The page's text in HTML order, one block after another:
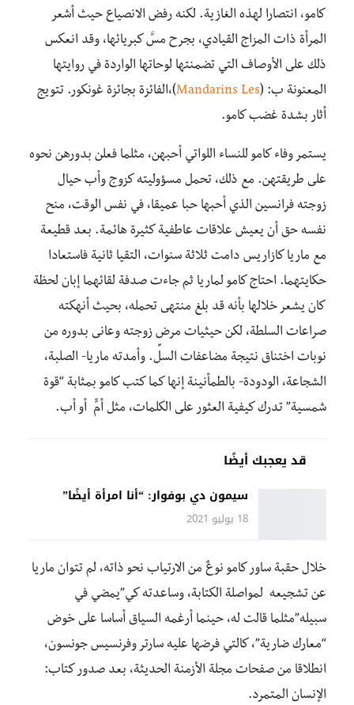
كامو، انتصارا لهذه الغازية. لكنه رفض الانصياع حيث أشعر
المرأة ذات المزاج القيادي، بجرح مسَّ كبريائها، وقد انعكس
ذلك على الأوصاف التي تضمنتها لوحاتها الواردة في روايتها
المعنونة ب: (Mandarins Les)،الفائزة بجائزة غونكور. تتويج
أثار بشدة غضب كامو.
يستمر وفاء كامو للنساء اللواتي أحبهن، مثلما فعلن بدورهن نحوه
على طريقتهن. مع ذلك، تحمل مسؤوليته كزوج وأب حيال
زوجته فرانسين الذي أحبها حبا عميقا، في نفس الوقت، منح
نفسه حق أن يعيش علاقات عاطفية كثيرة هائمة. بعد قطيعة
مع ماريا كازاريس دامت ثلاثة سنوات، التقيا ثانية فاستعادا
حكايتهما. احتاج كامو لماريا ثم جاءت صدفة لقائهما إبان لحظة
كان يشعر خلالها بأنه قد بلغ منتهى تحمله، بحيث أنهكته
صراعات السلطة، لكن حيثيات مرض زوجته وعانى بدوره من
نوبات اختناق نتيجة مضاعفات السلِّ. وأمدته ماريا- الصلبة،
الشجاعة، الودودة- بالطمأنينة إنها كما كتب كامو بمثابة “قوة
شمسية” تدرك كيفية العثور على الكلمات، مثل أمٍّ أو أب.
قد يعجبك أيضًا
سيمون دي بوفوار: “أنا امرأة أيضًا”
18 يوليو 2021
خلال حقبة ساور كامو نوعٌ من الارتياب نحو ذاته، لم تتوان ماريا
عن تشجيعه لمواصلة الكتابة، وساعدته كي”يمضي في
سبيله”مثلما قالت له، حينما أرغمه السياق أساسا على خوض
“معارك ضارية”، كالتي فرضها عليه سارتر وفرنسيس جونسون،
انطلاقا من صفحات مجلة الأزمنة الحديثة، بعد صدور كتاب:
الإنسان المتمرد.